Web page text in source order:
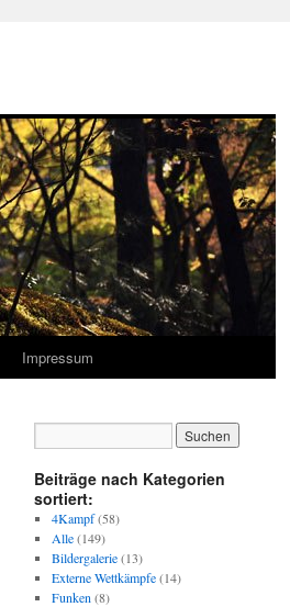
Impressum
Beiträge nach Kategorien
sortiert:
4Kampf(58)
Alle(149)
Bildergalerie(13)
Externe Wettkämpfe(14)
Funken (8)